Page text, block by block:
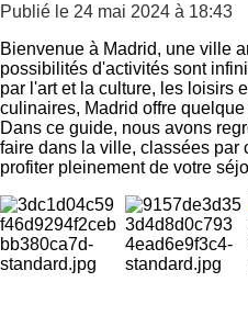
Publié le 24 mai 2024 à 18:43
Bienvenue à Madrid, une ville
possibilités d'activités sont
par l'art et la culture, les loisirs
culinaires, Madrid offre
Dans ce guide, nous avons
faire dans la ville, classées par
profiter pleinement de votre